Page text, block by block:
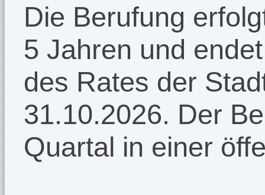
Die Berufung
5 Jahren und
des Rates der
31.10.2026. Der
Quartal in einer